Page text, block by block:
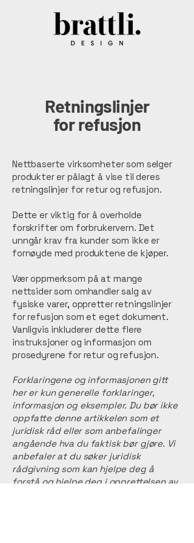
Retningslinjer
for refusjon
Nettbaserte virksomheter som selger
produkter er pålagt å vise til deres
retningslinjer for retur og refusjon.
Dette er viktig for å overholde
forskrifter om forbrukervern. Det
unngår krav fra kunder som ikke er
fornøyde med produktene de kjøper.
Vær oppmerksom på at mange
nettsider som omhandler salg av
fysiske varer, oppretter retningslinjer
for refusjon som et eget dokument.
Vanligvis inkluderer dette flere
instruksjoner og informasjon om
prosedyrene for retur og refusjon.
Forklaringene og informasjonen gitt
her er kun generelle forklaringer,
informasjon og eksempler. Du bør ikke
oppfatte denne artikkelen som et
juridisk råd eller som anbefalinger
angående hva du faktisk bør gjøre. Vi
anbefaler at du søker juridisk
rådgivning som kan hjelpe deg å
forstå og hjelpe deg i opprettelsen av